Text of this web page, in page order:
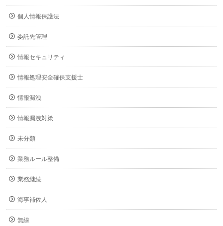
個人情報保護法
委託先管理
情報セキュリティ
情報処理安全確保支援士
情報漏洩
情報漏洩対策
未分類
業務ルール整備
業務継続
海事補佐人
無線